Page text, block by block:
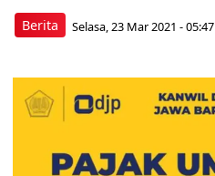
Berita Selasa, 23 Mar 2021 - 05:47